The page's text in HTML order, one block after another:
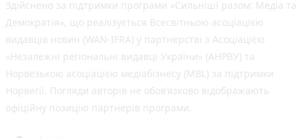
Здійснено за підтримки програми «Сильніші разом: Медіа та
Демократія», що реалізується Всесвітньою асоціацією
видавців новин (WAN-IFRA) у партнерстві з Асоціацією
«Незалежні регіональні видавці України» (АНРВУ) та
Норвезькою асоціацією медіабізнесу (MBL) за підтримки
Норвегії. Погляди авторів не обов’язково відображають
офіційну позицію партнерів програми.